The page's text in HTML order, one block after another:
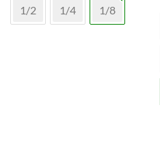
har
flera
1/2
1/4 1/8